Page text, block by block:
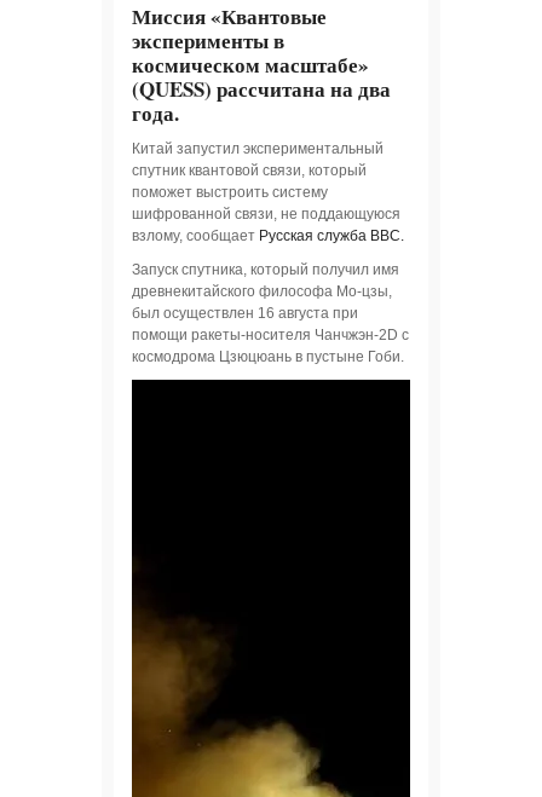
Миссия «Квантовые
эксперименты в
космическом масштабе»
(QUESS) рассчитана на два
года.
Китай запустил экспериментальный
спутник квантовой связи, который
поможет выстроить систему
шифрованной связи, не поддающуюся
взлому, сообщает Русская служба ВВС.
Запуск спутника, который получил имя
древнекитайского философа Мо-цзы,
был осуществлен 16 августа при
помощи ракеты-носителя Чанчжэн-2D с
космодрома Цзюцюань в пустыне Гоби.